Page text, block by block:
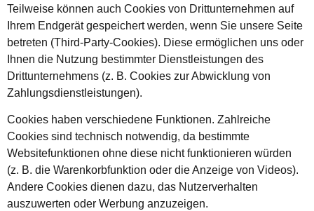
Teilweise können auch Cookies von Drittunternehmen auf
Ihrem Endgerät gespeichert werden, wenn Sie unsere Seite
betreten (Third-Party-Cookies). Diese ermöglichen uns oder
Ihnen die Nutzung bestimmter Dienstleistungen des
Drittunternehmens (z. B. Cookies zur Abwicklung von
Zahlungsdienstleistungen).
Cookies haben verschiedene Funktionen. Zahlreiche
Cookies sind technisch notwendig, da bestimmte
Websitefunktionen ohne diese nicht funktionieren würden
(z. B. die Warenkorbfunktion oder die Anzeige von Videos).
Andere Cookies dienen dazu, das Nutzerverhalten
auszuwerten oder Werbung anzuzeigen.